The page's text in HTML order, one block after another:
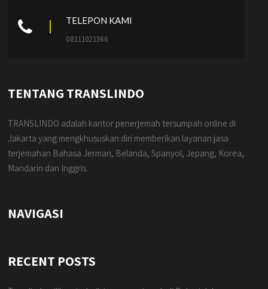
TELEPON KAMI
08111021366
TENTANG TRANSLINDO
TRANSLINDO adalah kantor penerjemah tersumpah online di
Jakarta yang mengkhususkan diri memberikan layanan jasa
terjemahan Bahasa Jerman, Belanda, Spanyol, Jepang, Korea,
Mandarin dan Inggris.
NAVIGASI
RECENT POSTS